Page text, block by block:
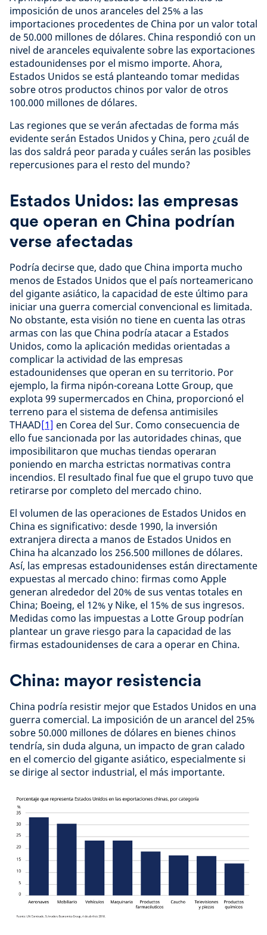
imposición de unos aranceles del 25% a las
importaciones procedentes de China por un valor total
de 50.000 millones de dólares. China respondió con un
nivel de aranceles equivalente sobre las exportaciones
estadounidenses por el mismo importe. Ahora,
Estados Unidos se está planteando tomar medidas
sobre otros productos chinos por valor de otros
100.000 millones de dólares.
Las regiones que se verán afectadas de forma más
evidente serán Estados Unidos y China, pero ¿cuál de
las dos saldrá peor parada y cuáles serán las posibles
repercusiones para el resto del mundo?
Estados Unidos: las empresas
que operan en China podrían
verse afectadas
Podría decirse que, dado que China importa mucho
menos de Estados Unidos que el país norteamericano
del gigante asiático, la capacidad de este último para
iniciar una guerra comercial convencional es limitada.
No obstante, esta visión no tiene en cuenta las otras
armas con las que China podría atacar a Estados
Unidos, como la aplicación medidas orientadas a
complicar la actividad de las empresas
estadounidenses que operan en su territorio. Por
ejemplo, la firma nipón-coreana Lotte Group, que
explota 99 supermercados en China, proporcionó el
terreno para el sistema de defensa antimisiles
THAAD[1] en Corea del Sur. Como consecuencia de
ello fue sancionada por las autoridades chinas, que
imposibilitaron que muchas tiendas operaran
poniendo en marcha estrictas normativas contra
incendios. El resultado final fue que el grupo tuvo que
retirarse por completo del mercado chino.
El volumen de las operaciones de Estados Unidos en
China es significativo: desde 1990, la inversión
extranjera directa a manos de Estados Unidos en
China ha alcanzado los 256.500 millones de dólares.
Así, las empresas estadounidenses están directamente
expuestas al mercado chino: firmas como Apple
generan alrededor del 20% de sus ventas totales en
China; Boeing, el 12% y Nike, el 15% de sus ingresos.
Medidas como las impuestas a Lotte Group podrían
plantear un grave riesgo para la capacidad de las
firmas estadounidenses de cara a operar en China.
China: mayor resistencia
China podría resistir mejor que Estados Unidos en una
guerra comercial. La imposición de un arancel del 25%
sobre 50.000 millones de dólares en bienes chinos
tendría, sin duda alguna, un impacto de gran calado
en el comercio del gigante asiático, especialmente si
se dirige al sector industrial, el más importante.